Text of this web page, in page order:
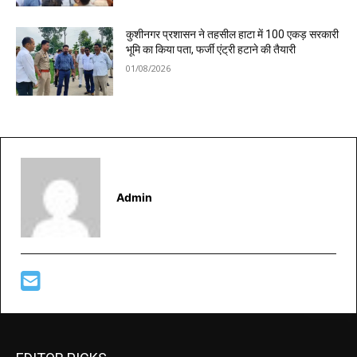
कुशीनगर प्रशासन ने तहसील हाटा में 100 एकड़ सरकारी
भूमि का किया पता, फर्जी एंट्री हटाने की तैयारी
01/08/2026
Admin